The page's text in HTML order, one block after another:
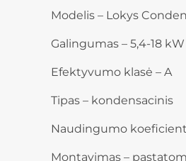
Modelis – Lokys
Galingumas – 5,4-18 kW
Efektyvumo klasė – A
Tipas – kondensacinis
Naudingumo
Montavimas –